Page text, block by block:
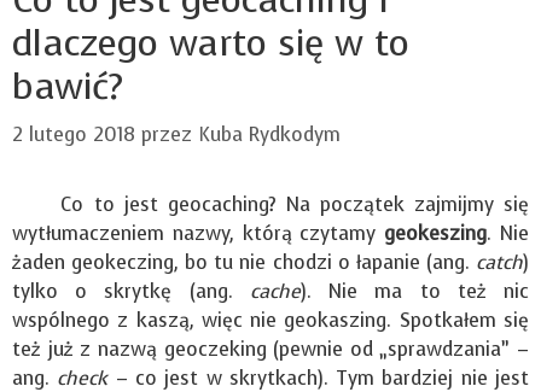
dlaczego warto się w to
bawić?
2 lutego 2018 przez Kuba Rydkodym
Co to jest geocaching? Na początek zajmijmy się
wytłumaczeniem nazwy, którą czytamy geokeszing. Nie
żaden geokeczing, bo tu nie chodzi o łapanie (ang. catch)
tylko o skrytkę (ang. cache). Nie ma to też nic
wspólnego z kaszą, więc nie geokaszing. Spotkałem się
też już z nazwą geoczeking (pewnie od „sprawdzania” –
ang. check– co jest w skrytkach). Tym bardziej nie jest